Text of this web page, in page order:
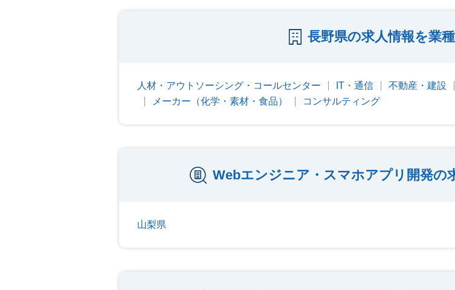
長野県の求人情報を業
人材・アウトソーシング・コールセンター IT・通信 不動産・建設
メーカー（化学・素材・食品）
コンサルティング
Webエンジニア・スマホアプリ開発の
山梨県